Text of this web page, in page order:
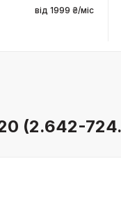
від 1999 ₴/міс
(2.642-